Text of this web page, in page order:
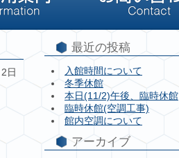
日
最近の投稿
入館時間について
冬季休館
本日(11/2)午後、臨時休館
臨時休館(空調工事)
館内空調について
アーカイブ